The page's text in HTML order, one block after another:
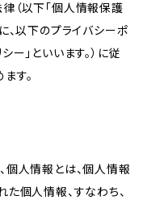
（以下「個人情報保護
、以下のプライバシーポ
ー」といいます。）に従
す。
個人情報とは、個人情報
個人情報、すなわち、